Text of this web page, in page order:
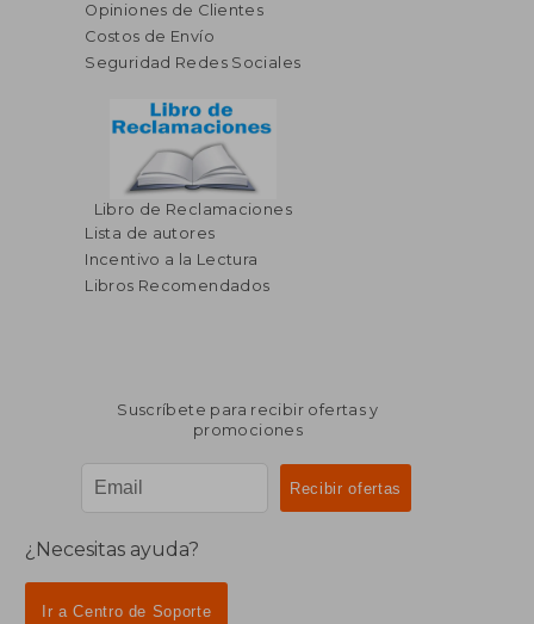
Opiniones de Clientes
Costos de Envío
Seguridad Redes Sociales
Libro de Reclamaciones
Lista de autores
Incentivo a la Lectura
Libros Recomendados
Suscríbete para recibir ofertas y
promociones
¿Necesitas ayuda?
Ir a Centro de Soporte